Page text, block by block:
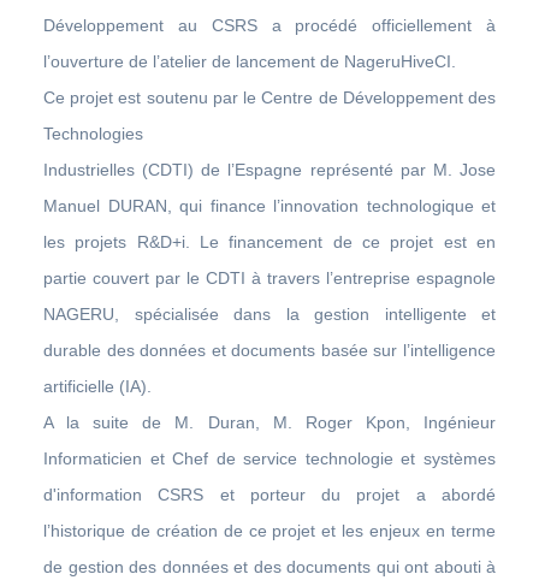
Développement au CSRS a procédé officiellement à
l’ouverture de l’atelier de lancement de NageruHiveCI.
Ce projet est soutenu par le Centre de Développement des
Technologies
Industrielles (CDTI) de l’Espagne représenté par M. Jose
Manuel DURAN, qui finance l’innovation technologique et
les projets R&D+i. Le financement de ce projet est en
partie couvert par le CDTI à travers l’entreprise espagnole
NAGERU, spécialisée dans la gestion intelligente et
durable des données et documents basée sur l’intelligence
artificielle (IA).
A la suite de M. Duran, M. Roger Kpon, Ingénieur
Informaticien et Chef de service technologie et systèmes
d'information CSRS et porteur du projet a abordé
l’historique de création de ce projet et les enjeux en terme
de gestion des données et des documents qui ont abouti à